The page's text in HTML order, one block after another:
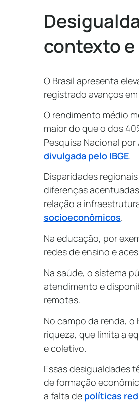
contexto
O Brasil apresenta
registrado avanços
O rendimento médio
maior do que o dos
Pesquisa Nacional
divulgada pelo IBGE.
Disparidades
diferenças
relação a
socioeconômicos.
Na educação, por
redes de ensino e
Na saúde, o sistema
atendimento e
remotas.
No campo da renda,
riqueza, que limita a
e coletivo.
Essas desigualdades
de formação
a falta de políticas